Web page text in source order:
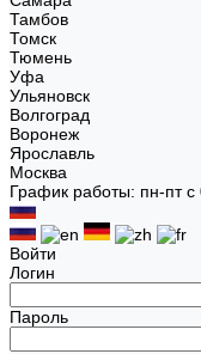
Тамбов
Томск
Тюмень
Уфа
Ульяновск
Волгоград
Воронеж
Ярославль
Москва
График работы: пн-пт
Войти
Логин
Пароль